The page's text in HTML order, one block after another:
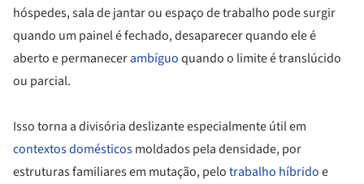
hóspedes, sala de jantar ou espaço de trabalho pode surgir
quando um painel é fechado, desaparecer quando ele é
aberto e permanecerambíguoquando o limite é translúcido
ou parcial.
Isso torna a divisória deslizante especialmente útil em
contextos domésticosmoldados pela densidade, por
estruturas familiares em mutação, pelotrabalho híbridoe